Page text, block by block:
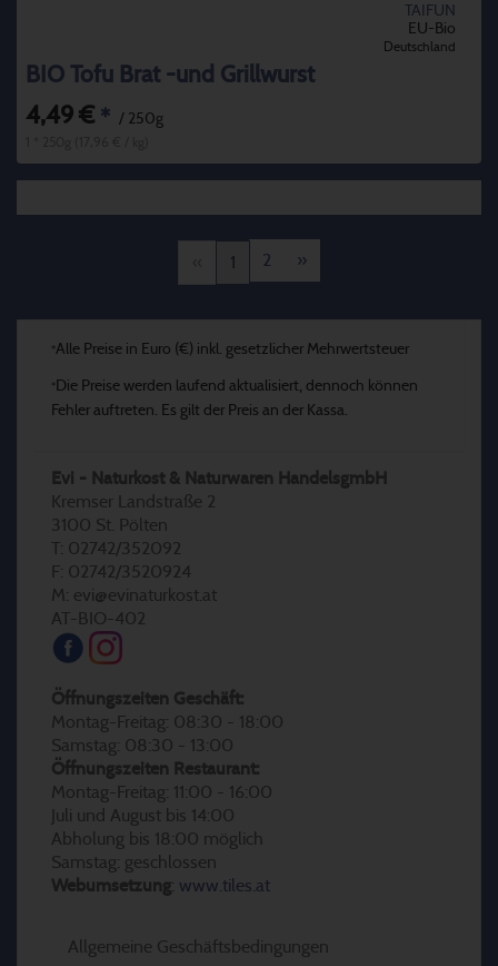
TAIFUN
EU-Bio
Deutschland
BIO Tofu Brat -und Grillwurst
4,49 € * / 250g
1 2 »
*Alle Preise in Euro (€) inkl. gesetzlicher Mehrwertsteuer
* Die Preise werden laufend aktualisiert, dennoch können
Fehler auftreten. Es gilt der Preis an der Kassa.
Evi - Naturkost & Naturwaren HandelsgmbH
Kremser Landstraße 2
3100 St. Pölten
T: 02742/352092
F: 02742/3520924
M: evi@evinaturkost.at
AT-BIO-402
Öffnungszeiten Geschäft:
Montag-Freitag: 08:30 - 18:00
Samstag: 08:30 - 13:00
Öffnungszeiten Restaurant:
Montag-Freitag: 11:00 - 16:00
Juli und August bis 14:00
Abholung bis 18:00 möglich
Samstag: geschlossen
Webumsetzung: www.tiles.at
Allgemeine Geschäftsbedingungen